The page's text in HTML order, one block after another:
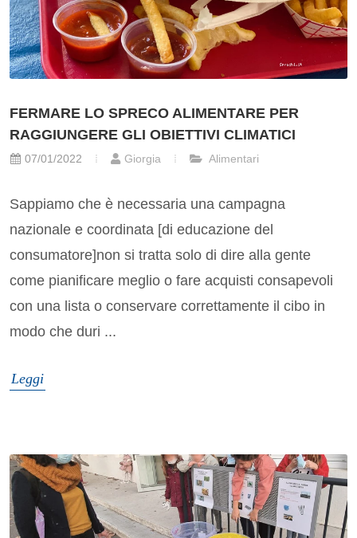
FERMARE LO SPRECO ALIMENTARE PER
RAGGIUNGERE GLI OBIETTIVI CLIMATICI
07/01/2022 Giorgia Alimentari
Sappiamo che è necessaria una campagna
nazionale e coordinata [di educazione del
consumatore]non si tratta solo di dire alla gente
come pianificare meglio o fare acquisti consapevoli
con una lista o conservare correttamente il cibo in
modo che duri ...
Leggi